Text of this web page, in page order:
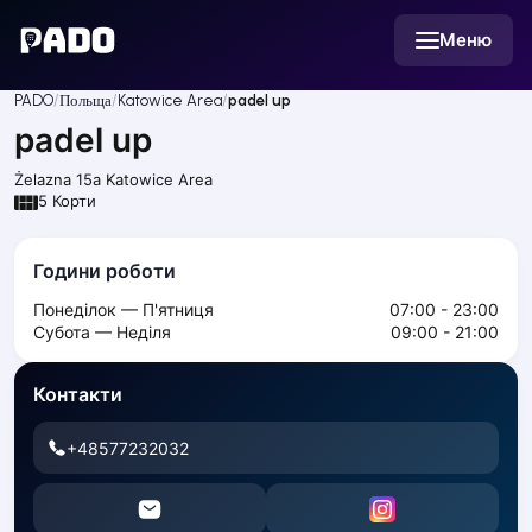
Меню
Українська
Русский
EnglishCities
Prague
Batumi
Budapest
Riga
Arlamow
Bialystok
Bielsko-Biala
Bolesławiec
Bydgoszcz
Chojnice
Czestochowa
PADO Польща Katowice Area padel up
padel up
Żelazna 15a Katowice Area
5 Корти
Години роботи
Понеділок — П'ятниця
07:00 - 23:00
Субота — Неділя
09:00 - 21:00
Контакти
+48577232032